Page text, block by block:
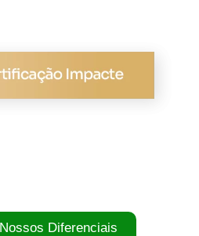
Diferenciais